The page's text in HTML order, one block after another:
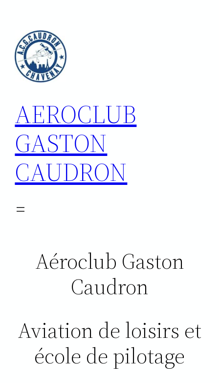
contenu
AEROCLUB
GASTON
CAUDRON
Aéroclub Gaston
Caudron
Aviation de loisirs et
école de pilotage